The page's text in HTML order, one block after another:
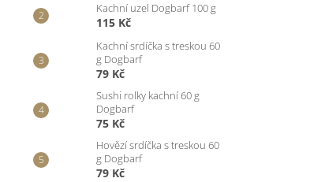
Kachní uzel Dogbarf 100 g
115 Kč
Kachní srdíčka s treskou 60
g Dogbarf
79 Kč
Sushi rolky kachní 60 g
Dogbarf
75 Kč
Hovězí srdíčka s treskou 60
g Dogbarf
79 Kč